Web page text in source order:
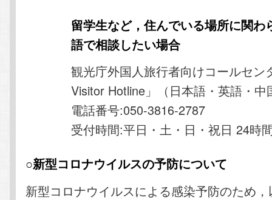
留学生など，住んでいる場所に関わ
語で相談したい場合
観光庁外国人旅行者向けコールセン
Visitor Hotline」（日本語・英語・中
電話番号:050-3816-2787
受付時間:平日・土・日・祝日 24時
○新型コロナウイルスの予防について
新型コロナウイルスによる感染予防のため